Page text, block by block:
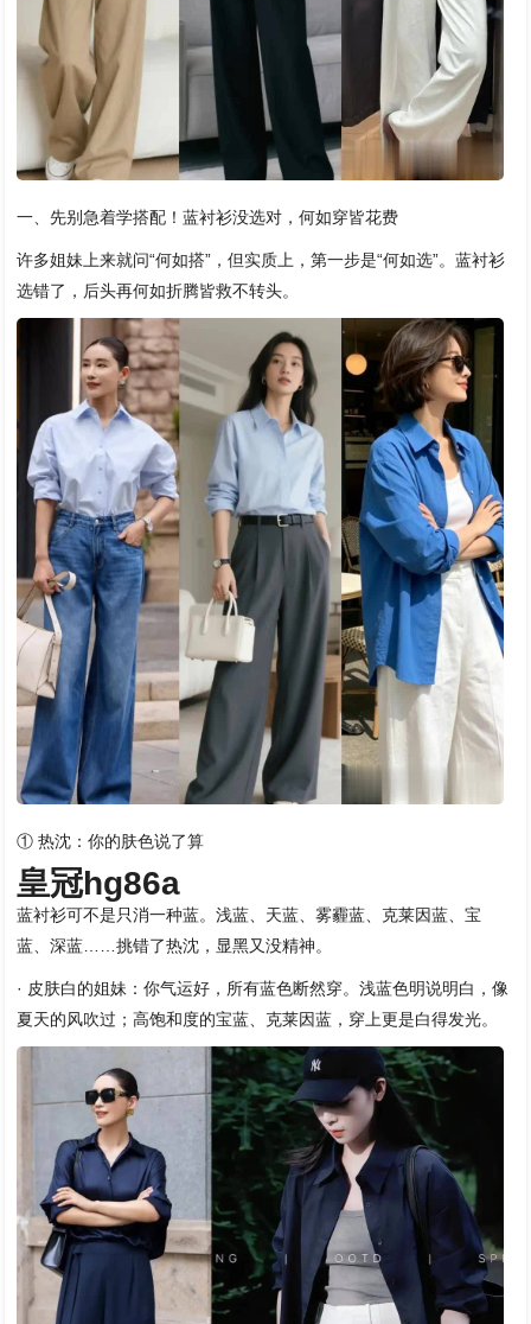
一、先别急着学搭配！蓝衬衫没选对，何如穿皆花费
许多姐妹上来就问“何如搭”，但实质上，第一步是“何如选”。蓝衬衫
选错了，后头再何如折腾皆救不转头。
① 热沈：你的肤色说了算
皇冠hg86a
蓝衬衫可不是只消一种蓝。浅蓝、天蓝、雾霾蓝、克莱因蓝、宝
蓝、深蓝……挑错了热沈，显黑又没精神。
· 皮肤白的姐妹：你气运好，所有蓝色断然穿。浅蓝色明说明白，像
夏天的风吹过；高饱和度的宝蓝、克莱因蓝，穿上更是白得发光。